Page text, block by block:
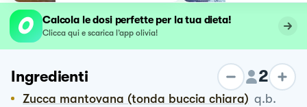
Calcola le dosi perfette per la tua dieta!
Clicca qui e scarica l’app olivia!
Ingredienti 2
Zucca mantovana (tonda buccia chiara) q.b.